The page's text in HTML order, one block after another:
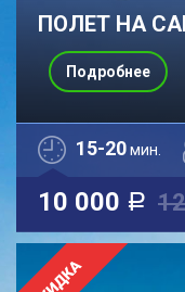
ПОЛЕТ НА
15-20мин.
10 000 a
Подробнее